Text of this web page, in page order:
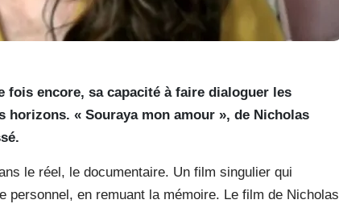
fois encore, sa capacité à faire dialoguer les
« Souraya mon amour », de Nicholas
le réel, le documentaire. Un film singulier qui
personnel, en remuant la mémoire. Le film de Nicholas